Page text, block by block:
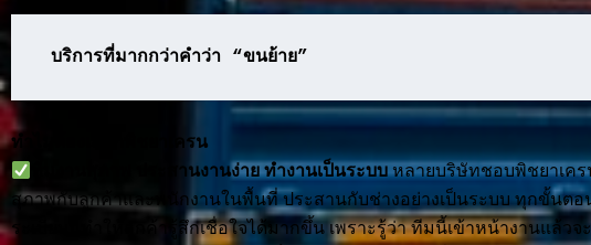
บริการที่มากกว่าคำว่า “ขนย้าย”
ทำไมต้องเลือกพิชยาเครน
ทีมงานสุภาพ ประสานงานง่าย ทำงานเป็นระบบหลายบริษัทชอบพิชยาเคร
สุภาพกับลูกค้าและพนักงานในพื้นที่ ประสานกับช่างอย่างเป็นระบบ ทุกขั้นต
ระเบียบนี้ทำให้ลูกค้ารู้สึกเชื่อใจได้มากขึ้น เพราะรู้ว่า ทีมนี้เข้าหน้างานแล้วจ